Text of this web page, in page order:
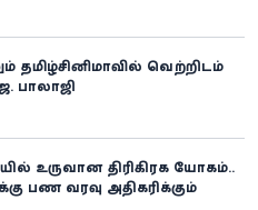
தமிழ்சினிமாவில் வெற்றிடம்
பாலாஜி
உருவான திரிகிரக யோகம்..
பண வரவு அதிகரிக்கும்